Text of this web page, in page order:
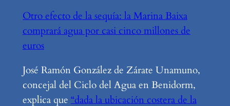
Otro efecto de la sequía: la Marina Baixa
comprará agua por casi cinco millones de
euros
José Ramón González de Zárate Unamuno,
concejal del Ciclo del Agua en Benidorm,
explica que “dada la ubicación costera de la